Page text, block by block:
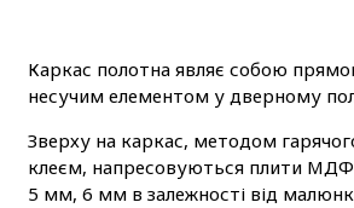
Каркас полотна являє собою
несучим елементом у дверному
Зверху на каркас, методом
клеєм, напресовуються плити
5 мм, 6 мм в залежності від